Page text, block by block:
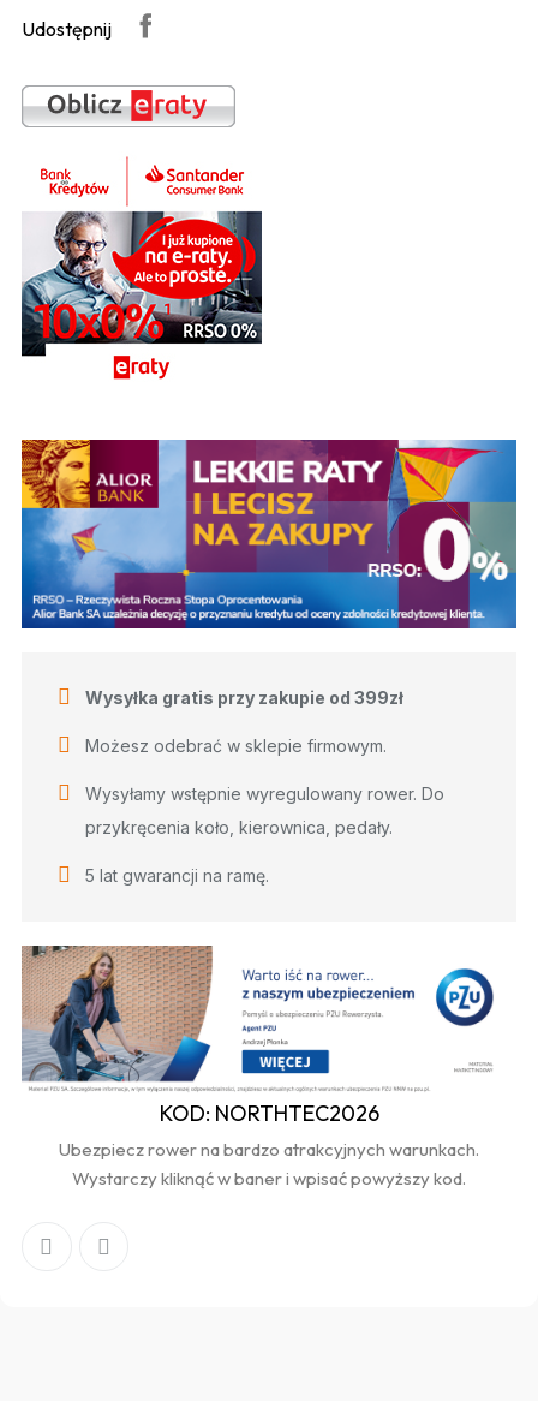
Udostępnij
Wysyłka gratis przy zakupie od 399zł
Możesz odebrać w sklepie firmowym.
Wysyłamy wstępnie wyregulowany rower. Do
przykręcenia koło, kierownica, pedały.
5 lat gwarancji na ramę.
KOD: NORTHTEC2026
Ubezpiecz rower na bardzo atrakcyjnych warunkach.
Wystarczy kliknąć w baner i wpisać powyższy kod.